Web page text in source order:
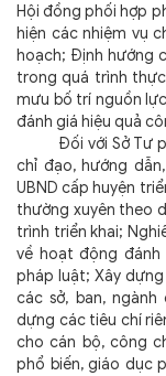
Hội đồng phối hợp
hiện các nhiệm vụ
hoạch; Định hướng
trong quá trình
mưu bố trí nguồn
đánh giá hiệu quả
Đối với Sở Tư
chỉ đạo, hướng
UBND cấp huyện
thường xuyên theo
trình triển khai;
về hoạt động
pháp luật; Xây
các sở, ban,
dựng các tiêu chí
cho cán bộ, công
phổ biến, giáo dục